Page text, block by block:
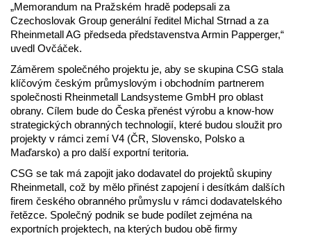
„Memorandum na Pražském hradě podepsali za
Czechoslovak Group generální ředitel Michal Strnad a za
Rheinmetall AG předseda představenstva Armin Papperger,“
uvedl Ovčáček.
Záměrem společného projektu je, aby se skupina CSG stala
klíčovým českým průmyslovým i obchodním partnerem
společnosti Rheinmetall Landsysteme GmbH pro oblast
obrany. Cílem bude do Česka přenést výrobu a know-how
strategických obranných technologií, které budou sloužit pro
projekty v rámci zemí V4 (ČR, Slovensko, Polsko a
Maďarsko) a pro další exportní teritoria.
CSG se tak má zapojit jako dodavatel do projektů skupiny
Rheinmetall, což by mělo přinést zapojení i desítkám dalších
firem českého obranného průmyslu v rámci dodavatelského
řetězce. Společný podnik se bude podílet zejména na
exportních projektech, na kterých budou obě firmy